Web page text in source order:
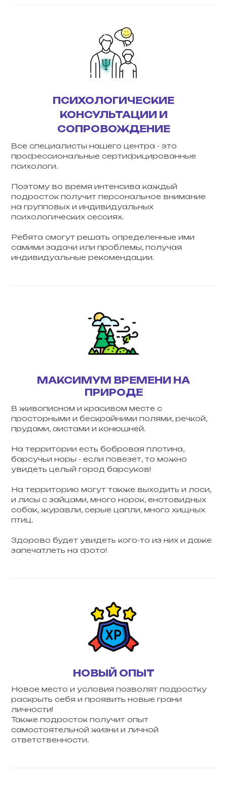
ПСИХОЛОГИЧЕСКИЕ
КОНСУЛЬТАЦИИ И
СОПРОВОЖДЕНИЕ
Все специалисты нашего центра - это
профессиональные сертифицированные
психологи.
Поэтому во время интенсива каждый
подросток получит персональное внимание
на групповых и индивидуальных
психологических сессиях.
Ребята смогут решать определенные ими
самими задачи или проблемы, получая
индивидуальные рекомендации.
МАКСИМУМ ВРЕМЕНИ НА
ПРИРОДЕ
В живописном и красивом месте с
просторными и бескрайними полями, речкой,
прудами, аистами и конюшней.
На территории есть бобровая плотина,
барсучьи норы - если повезет, то можно
увидеть целый город барсуков!
На территорию могут также выходить и лоси,
и лисы с зайцами, много норок, енотовидных
собак, журавли, серые цапли, много хищных
птиц.
Здорово будет увидеть кого-то из них и даже
запечатлеть на фото!
НОВЫЙ ОПЫТ
Новое место и условия позволят подростку
раскрыть себя и проявить новые грани
личности!
Также подросток получит опыт
самостоятельной жизни и личной
ответственности.